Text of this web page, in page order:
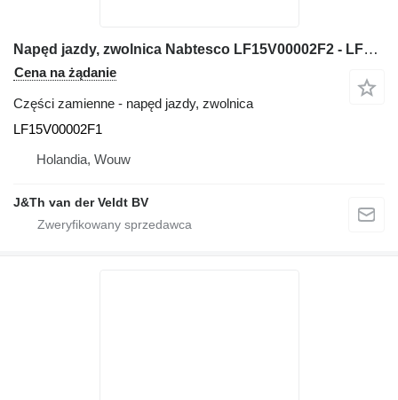
Napęd jazdy, zwolnica Nabtesco LF15V00002F2 - LF15V00002F1 do koparki 80MSR SK80CS
Cena na żądanie
Części zamienne - napęd jazdy, zwolnica
LF15V00002F1
Holandia, Wouw
J&Th van der Veldt BV